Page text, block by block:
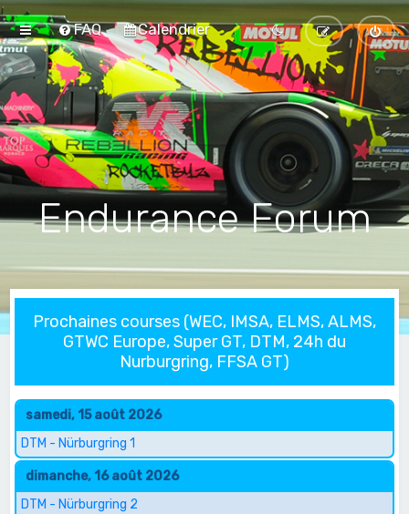
FAQ Calendrier
Endurance Forum
Prochaines courses (WEC, IMSA, ELMS, ALMS,
GTWC Europe, Super GT, DTM, 24h du
Nurburgring, FFSA GT)
samedi, 15 août 2026
DTM - Nürburgring 1
dimanche, 16 août 2026
DTM - Nürburgring 2